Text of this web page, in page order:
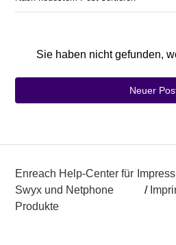
Sie haben nicht gefunden,
Neuer
Enreach Help-Center für
Swyx und Netphone
Produkte
/